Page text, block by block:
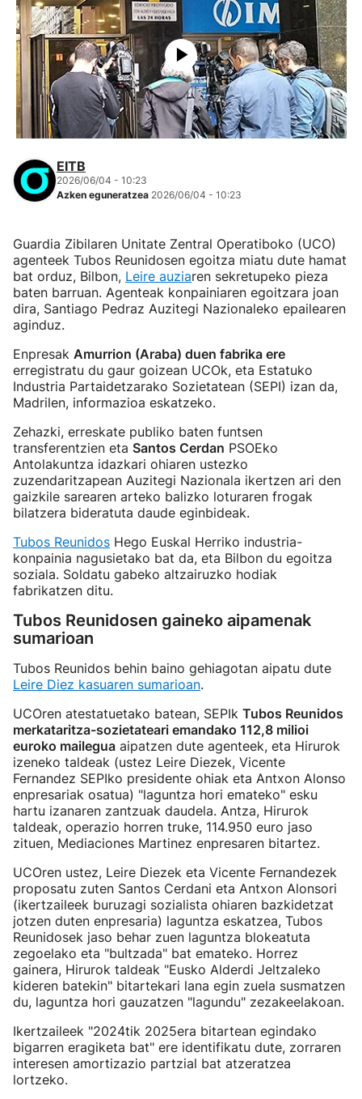
EITB
2026/06/04 - 10:23
Azken eguneratzea 2026/06/04 - 10:23
Guardia Zibilaren Unitate Zentral Operatiboko (UCO)
agenteek Tubos Reunidosen egoitza miatu dute hamat
bat orduz, Bilbon, Leire auziaren sekretupeko pieza
baten barruan. Agenteak konpainiaren egoitzara joan
dira, Santiago Pedraz Auzitegi Nazionaleko epailearen
aginduz.
Enpresak Amurrion (Araba) duen fabrika ere
erregistratu du gaur goizean UCOk, eta Estatuko
Industria Partaidetzarako Sozietatean (SEPI) izan da,
Madrilen, informazioa eskatzeko.
Zehazki, erreskate publiko baten funtsen
transferentzien eta Santos Cerdan PSOEko
Antolakuntza idazkari ohiaren ustezko
zuzendaritzapean Auzitegi Nazionala ikertzen ari den
gaizkile sarearen arteko balizko loturaren frogak
bilatzera bideratuta daude eginbideak.
Tubos Reunidos Hego Euskal Herriko industria-
konpainia nagusietako bat da, eta Bilbon du egoitza
soziala. Soldatu gabeko altzairuzko hodiak
fabrikatzen ditu.
Tubos Reunidosen gaineko aipamenak
sumarioan
Tubos Reunidos behin baino gehiagotan aipatu dute
Leire Diez kasuaren sumarioan.
UCOren atestatuetako batean, SEPIk Tubos Reunidos
merkataritza-sozietateari emandako 112,8 milioi
euroko mailegua aipatzen dute agenteek, eta Hirurok
izeneko taldeak (ustez Leire Diezek, Vicente
Fernandez SEPIko presidente ohiak eta Antxon Alonso
enpresariak osatua) "laguntza hori emateko" esku
hartu izanaren zantzuak daudela. Antza, Hirurok
taldeak, operazio horren truke, 114.950 euro jaso
zituen, Mediaciones Martinez enpresaren bitartez.
UCOren ustez, Leire Diezek eta Vicente Fernandezek
proposatu zuten Santos Cerdani eta Antxon Alonsori
(ikertzaileek buruzagi sozialista ohiaren bazkidetzat
jotzen duten enpresaria) laguntza eskatzea, Tubos
Reunidosek jaso behar zuen laguntza blokeatuta
zegoelako eta "bultzada" bat emateko. Horrez
gainera, Hirurok taldeak "Eusko Alderdi Jeltzaleko
kideren batekin" bitartekari lana egin zuela susmatzen
du, laguntza hori gauzatzen "lagundu" zezakeelakoan.
Ikertzaileek "2024tik 2025era bitartean egindako
bigarren eragiketa bat" ere identifikatu dute, zorraren
interesen amortizazio partzial bat atzeratzea
lortzeko.